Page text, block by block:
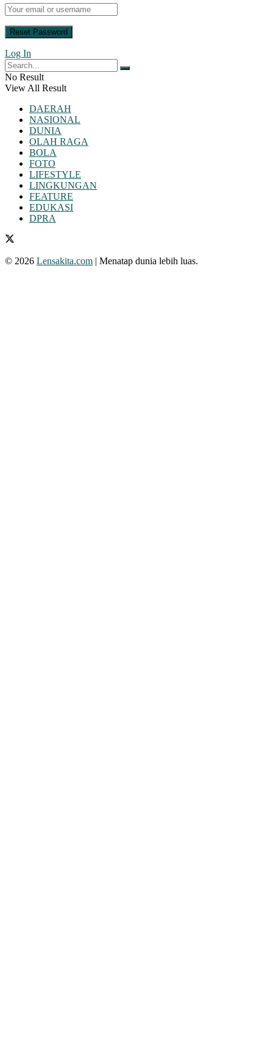
Log In
No Result
View All Result
DAERAH
NASIONAL
DUNIA
OLAH RAGA
BOLA
FOTO
LIFESTYLE
LINGKUNGAN
FEATURE
EDUKASI
DPRA
© 2026 Lensakita.com | Menatap dunia lebih luas.